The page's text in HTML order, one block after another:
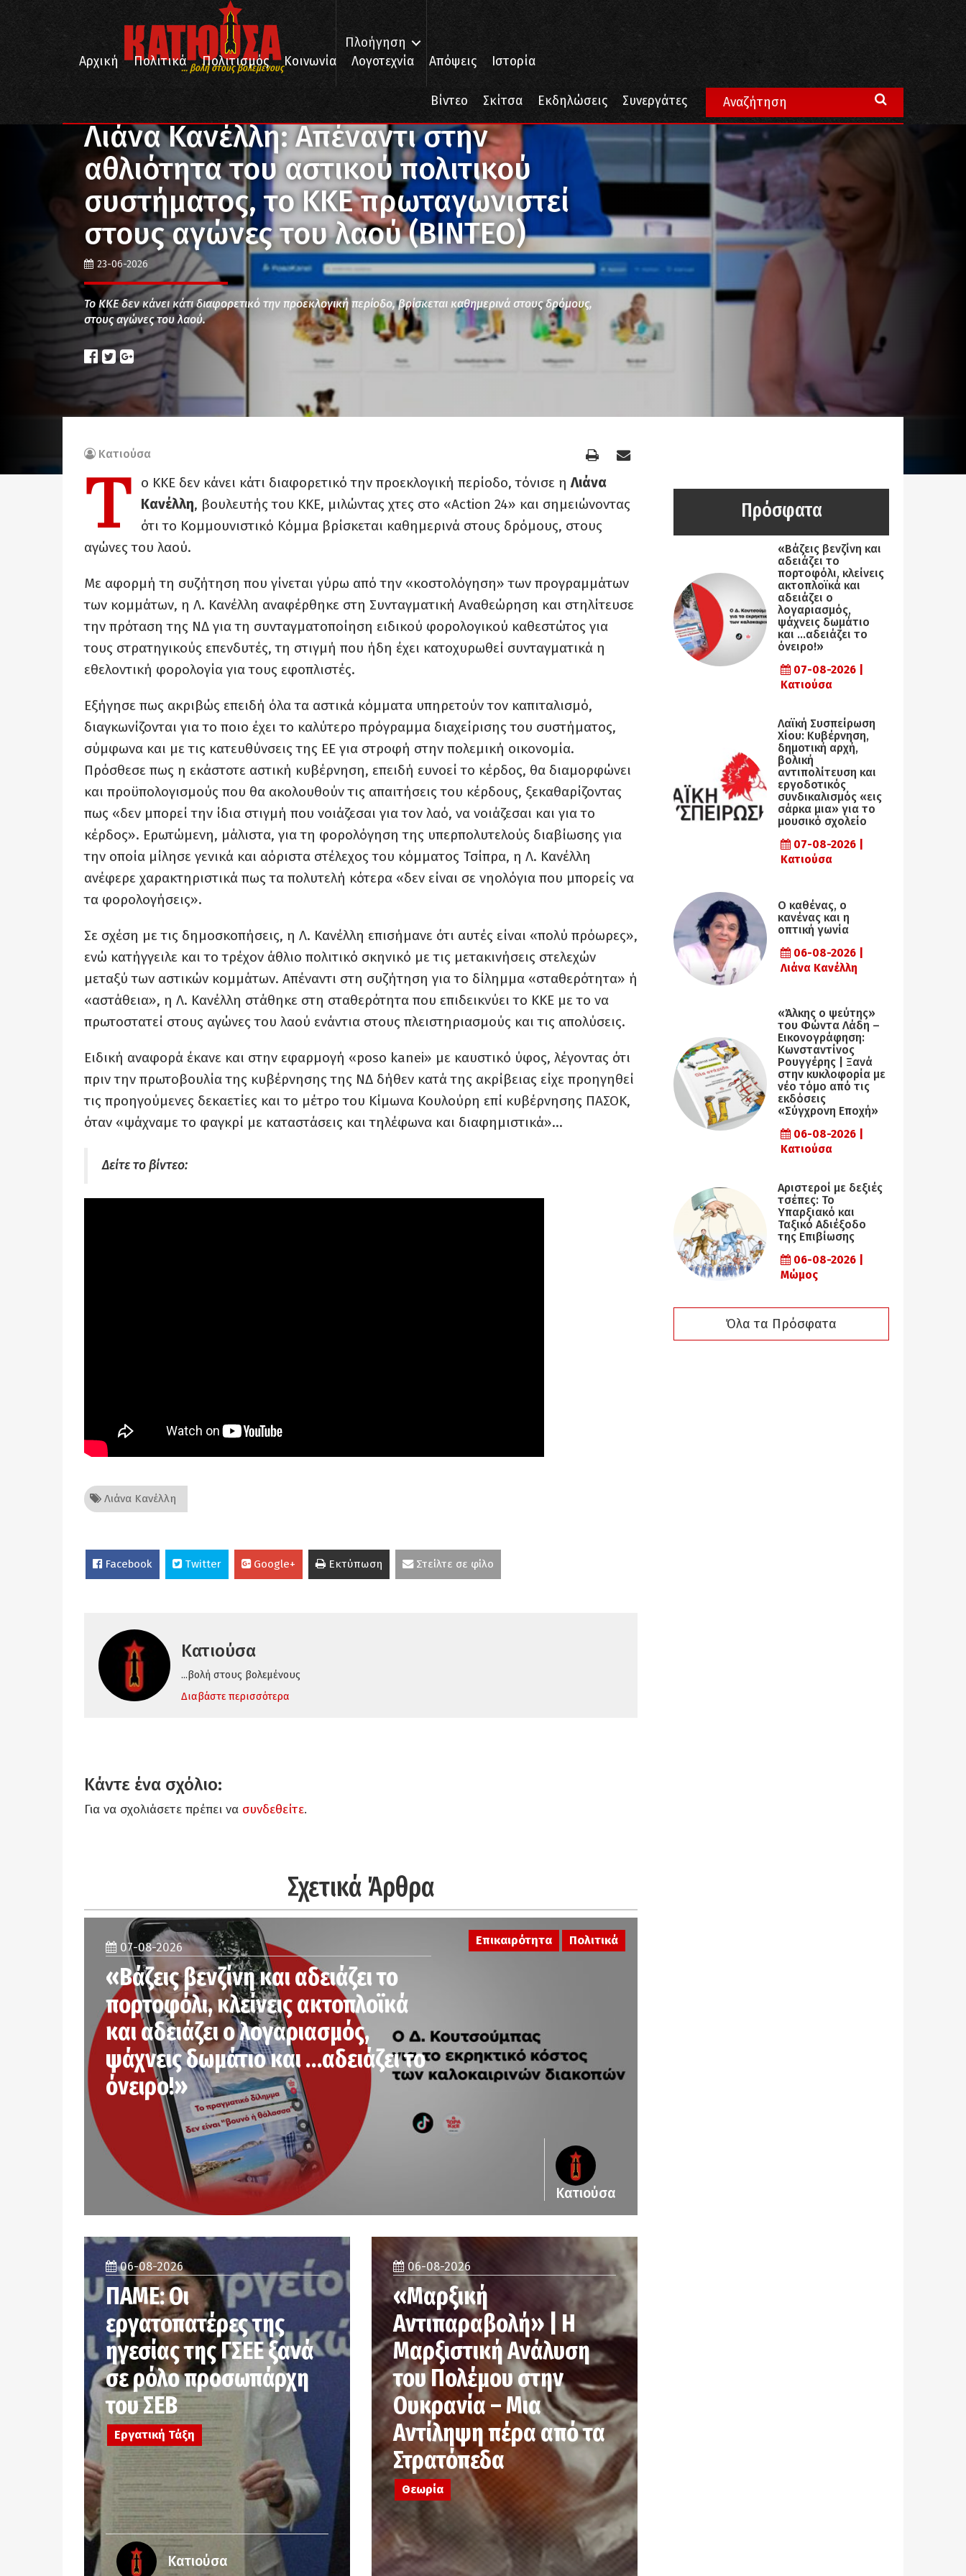
... βολή στους βολεμένους
Πλοήγηση
Αρχική
Πολιτικά Πολιτισμός Κοινωνία Λογοτεχνία Απόψεις Ιστορία
Βίντεο Σκίτσα Εκδηλώσεις Συνεργάτες
Επικαιρότητα Λιάνα Κανέλλη: Απέναντι στην αθλιότητα του αστικού πολιτικού συστήματος, το ΚΚΕ πρωταγωνιστεί στους αγώνες του λαού (ΒΙΝΤΕΟ)
Λιάνα Κανέλλη: Απέναντι στην
αθλιότητα του αστικού πολιτικού
συστήματος, το ΚΚΕ πρωταγωνιστεί
στους αγώνες του λαού (ΒΙΝΤΕΟ)
23-06-2026
Το ΚΚΕ δεν κάνει κάτι διαφορετικό την προεκλογική περίοδο, βρίσκεται καθημερινά στους δρόμους,
στους αγώνες του λαού.
Κατιούσα
Τ ο ΚΚΕ δεν κάνει κάτι διαφορετικό την προεκλογική περίοδο, τόνισε η Λιάνα
Κανέλλη, βουλευτής του ΚΚΕ, μιλώντας χτες στο «Action 24» και σημειώνοντας
ότι το Κομμουνιστικό Κόμμα βρίσκεται καθημερινά στους δρόμους, στους
αγώνες του λαού.
Με αφορμή τη συζήτηση που γίνεται γύρω από την «κοστολόγηση» των προγραμμάτων
των κομμάτων, η Λ. Κανέλλη αναφέρθηκε στη Συνταγματική Αναθεώρηση και στηλίτευσε
την πρόταση της ΝΔ για τη συνταγματοποίηση ειδικού φορολογικού καθεστώτος για
τους στρατηγικούς επενδυτές, τη στιγμή που ήδη έχει κατοχυρωθεί συνταγματικά η
εθελοντική φορολογία για τους εφοπλιστές.
Εξήγησε πως ακριβώς επειδή όλα τα αστικά κόμματα υπηρετούν τον καπιταλισμό,
διαγκωνίζονται για το ποιο έχει το καλύτερο πρόγραμμα διαχείρισης του συστήματος,
σύμφωνα και με τις κατευθύνσεις της ΕΕ για στροφή στην πολεμική οικονομία.
Πρόσθεσε πως η εκάστοτε αστική κυβέρνηση, επειδή ευνοεί το κέρδος, θα διαμορφώνει
και προϋπολογισμούς που θα ακολουθούν τις απαιτήσεις του κέρδους, ξεκαθαρίζοντας
πως «δεν μπορεί την ίδια στιγμή που νοιάζεσαι για τον λαό, να νοιάζεσαι και για το
κέρδος». Ερωτώμενη, μάλιστα, για τη φορολόγηση της υπερπολυτελούς διαβίωσης για
την οποία μίλησε γενικά και αόριστα στέλεχος του κόμματος Τσίπρα, η Λ. Κανέλλη
ανέφερε χαρακτηριστικά πως τα πολυτελή κότερα «δεν είναι σε νηολόγια που μπορείς να
τα φορολογήσεις».
Σε σχέση με τις δημοσκοπήσεις, η Λ. Κανέλλη επισήμανε ότι αυτές είναι «πολύ πρόωρες»,
ενώ κατήγγειλε και το τρέχον άθλιο πολιτικό σκηνικό με τις μετακινήσεις στελεχών
μεταξύ των αστικών κομμάτων. Απέναντι στη συζήτηση για το δίλημμα «σταθερότητα» ή
«αστάθεια», η Λ. Κανέλλη στάθηκε στη σταθερότητα που επιδεικνύει το ΚΚΕ με το να
πρωτοστατεί στους αγώνες του λαού ενάντια στους πλειστηριασμούς και τις απολύσεις.
Ειδική αναφορά έκανε και στην εφαρμογή «poso kanei» με καυστικό ύφος, λέγοντας ότι
πριν την πρωτοβουλία της κυβέρνησης της ΝΔ δήθεν κατά της ακρίβειας είχε προηγηθεί
τις προηγούμενες δεκαετίες και το μέτρο του Κίμωνα Κουλούρη επί κυβέρνησης ΠΑΣΟΚ,
όταν «ψάχναμε το φαγκρί με καταστάσεις και τηλέφωνα και διαφημιστικά»…
Δείτε το βίντεο:
Λιάνα Κανέλλη
Facebook Twitter Google+ Εκτύπωση Στείλτε σε φίλο
Κατιούσα
...βολή στους βολεμένους
Διαβάστε περισσότερα
Κάντε ένα σχόλιο:
Για να σχολιάσετε πρέπει να συνδεθείτε.
Σχετικά Άρθρα
Επικαιρότητα Πολιτικά
07-08-2026
«Βάζεις βενζίνη και αδειάζει το
πορτοφόλι, κλείνεις ακτοπλοϊκά
και αδειάζει ο λογαριασμός,
ψάχνεις δωμάτιο και …αδειάζει το
όνειρο!»
Κατιούσα
06-08-2026
ΠΑΜΕ: Οι
εργατοπατέρες της
ηγεσίας της ΓΣΕΕ ξανά
σε ρόλο προσωπάρχη
του ΣΕΒ
Εργατική Τάξη
Κατιούσα
06-08-2026
«Μαρξική
Αντιπαραβολή» | Η
Μαρξιστική Ανάλυση
του Πολέμου στην
Ουκρανία – Μια
Αντίληψη πέρα από τα
Στρατόπεδα
Θεωρία
Πρόσφατα
«Βάζεις βενζίνη και
αδειάζει το
πορτοφόλι, κλείνεις
ακτοπλοϊκά και
αδειάζει ο
λογαριασμός,
ψάχνεις δωμάτιο
και …αδειάζει το
όνειρο!»
07-08-2026 |
Κατιούσα
Λαϊκή Συσπείρωση
Χίου: Κυβέρνηση,
δημοτική αρχή,
βολική
αντιπολίτευση και
εργοδοτικός
συνδικαλισμός «εις
σάρκα μια» για το
μουσικό σχολείο
07-08-2026 |
Κατιούσα
Ο καθένας, ο
κανένας και η
οπτική γωνία
06-08-2026 |
Λιάνα Κανέλλη
«Άλκης ο ψεύτης»
του Φώντα Λάδη –
Εικονογράφηση:
Κωνσταντίνος
Ρουγγέρης | Ξανά
στην κυκλοφορία με
νέο τόμο από τις
εκδόσεις
«Σύγχρονη Εποχή»
06-08-2026 |
Κατιούσα
Αριστεροί με δεξιές
τσέπες: Το
Υπαρξιακό και
Ταξικό Αδιέξοδο
της Επιβίωσης
06-08-2026 |
Μώμος
Όλα τα Πρόσφατα